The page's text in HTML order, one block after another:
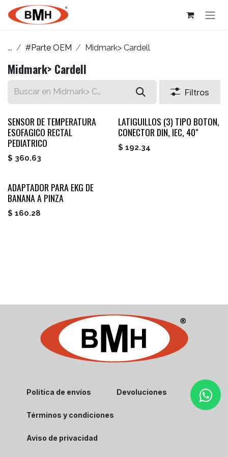
Ir al contenido
... #Parte OEM Midmark> Cardell
Midmark> Cardell
Filtros
SENSOR DE TEMPERATURA
ESOFAGICO RECTAL
PEDIATRICO
$ 360.63
LATIGUILLOS (3) TIPO BOTON,
CONECTOR DIN, IEC, 40"
$ 192.34
ADAPTADOR PARA EKG DE
BANANA A PINZA
$ 160.28
Política de envíos Devoluciones
Términos y condiciones
Aviso de privacidad